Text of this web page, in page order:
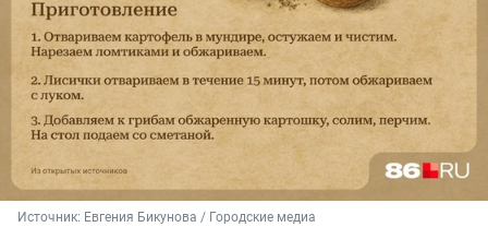
Источник: Евгения Бикунова / Городские медиа